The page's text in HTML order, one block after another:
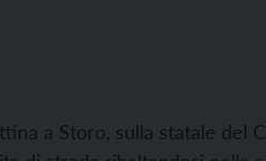
a Storo, sulla statale del